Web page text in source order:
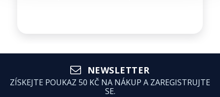
NEWSLETTER
ZÍSKEJTE POUKAZ 50 KČ NA NÁKUP A ZAREGISTRUJTE
SE.